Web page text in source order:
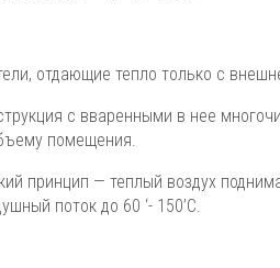
отдающие тепло только с
с вваренными в нее
помещения.
принцип — теплый воздух
поток до 60 ‘- 150’C.